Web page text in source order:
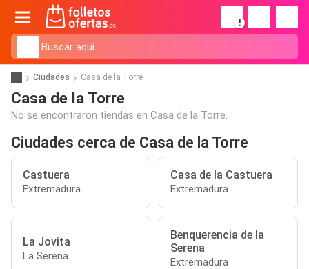
!
Ciudades Casa de la Torre
Casa de la Torre
No se encontraron tiendas en Casa de la Torre.
Ciudades cerca de Casa de la Torre
Castuera
Extremadura
Casa de la Castuera
Extremadura
La Jovita
La Serena
Benquerencia de la
Serena
Extremadura